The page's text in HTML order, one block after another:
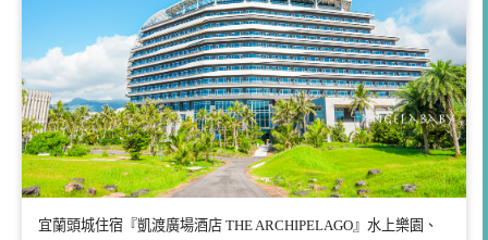
宜蘭頭城住宿『凱渡廣場酒店 THE ARCHIPELAGO』水上樂園、